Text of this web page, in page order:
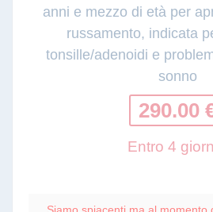
anni e mezzo di età per
russamento, indicata
tonsille/adenoidi e
sonno
290.00
Entro 4